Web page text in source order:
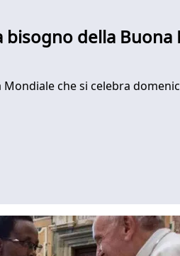
della Buona
che si celebra